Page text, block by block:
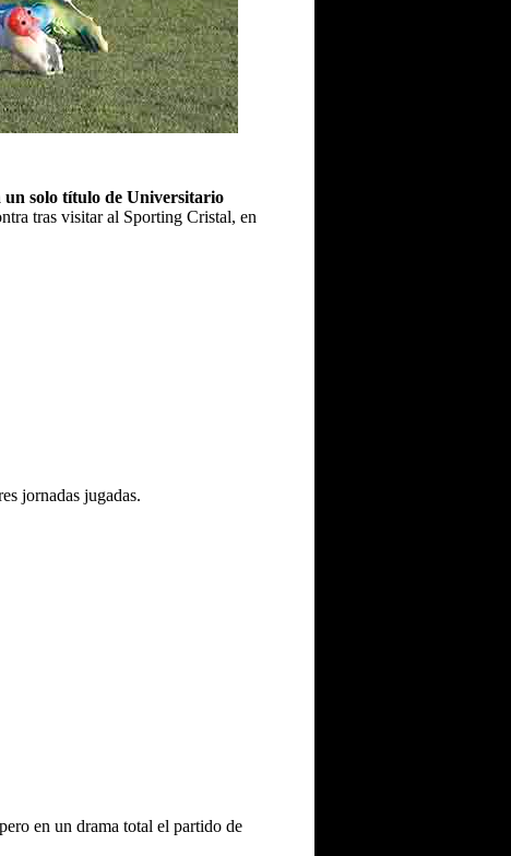
un solo título de Universitario
tras visitar al Sporting Cristal, en
jornadas jugadas.
en un drama total el partido de